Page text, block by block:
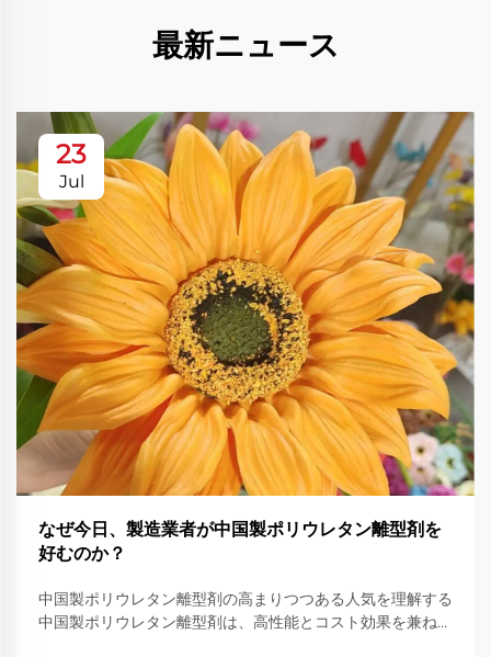
最新ニュース
23
Jul
なぜ今日、製造業者が中国製ポリウレタン離型剤を
好むのか？
中国製ポリウレタン離型剤の高まりつつある人気を理解する
中国製ポリウレタン離型剤は、高性能とコスト効果を兼ね備